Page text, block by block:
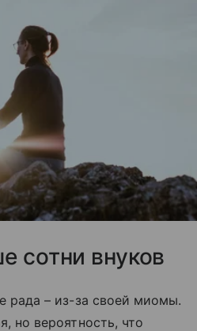
сотни внуков
рада – из-за своей миомы.
но вероятность, что